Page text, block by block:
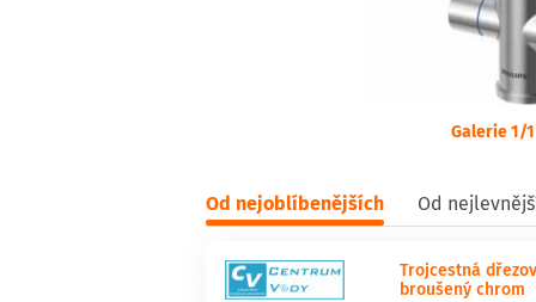
Galerie 1/1
Od nejoblíbenějších Od
Trojcestná
broušený chrom